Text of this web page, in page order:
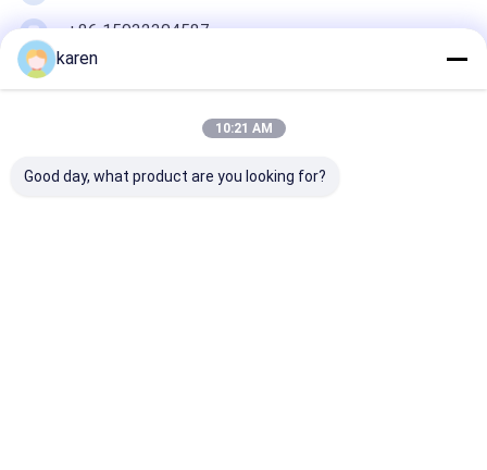
กระเป๋าสตางค์กาวิออนหิน
+86 15932304587
โซนพัฒนาตะวันออก จังหวัดแอนพิง เชียงใหม่ จีน
053600
จอทตอนนี้
karen
10:21 AM
Good day, what product are you looking for?